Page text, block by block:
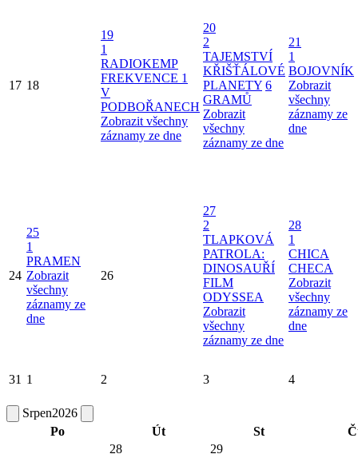
17 18
19
1
RADIOKEMP
FREKVENCE 1
V
PODBOŘANECH
Zobrazit všechny
záznamy ze dne
20
2
TAJEMSTVÍ
KŘIŠŤÁLOVÉ
PLANETY 6
GRAMŮ
Zobrazit
všechny
záznamy ze dne
21
1
BOJOVNÍK
Zobrazit
všechny
záznamy ze
dne
24
25
1
PRAMEN
Zobrazit
všechny
záznamy ze
dne
26
27
2
TLAPKOVÁ
PATROLA:
DINOSAUŘÍ
FILM
ODYSSEA
Zobrazit
všechny
záznamy ze dne
28
1
CHICA
CHECA
Zobrazit
všechny
záznamy ze
dne
31 1 2 3 4
Srpen2026
Po
Út St
28
29